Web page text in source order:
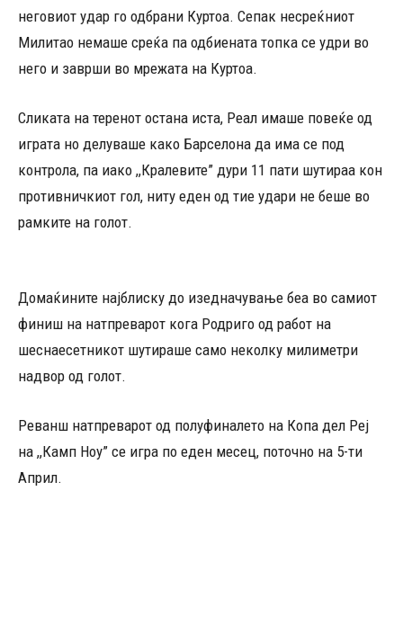
неговиот удар го одбрани Куртоа. Сепак несреќниот
Милитао немаше среќа па одбиената топка се удри во
него и заврши во мрежата на Куртоа.
Сликата на теренот остана иста, Реал имаше повеќе од
играта но делуваше како Барселона да има се под
контрола, па иако ,,Кралевите” дури 11 пати шутираа кон
противничкиот гол, ниту еден од тие удари не беше во
рамките на голот.
Домаќините најблиску до изедначување беа во самиот
финиш на натпреварот кога Родриго од работ на
шеснаесетникот шутираше само неколку милиметри
надвор од голот.
Реванш натпреварот од полуфиналето на Копа дел Реј
на ,,Камп Ноу” се игра по еден месец, поточно на 5-ти
Април.